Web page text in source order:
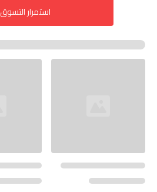
استمرار التسوق